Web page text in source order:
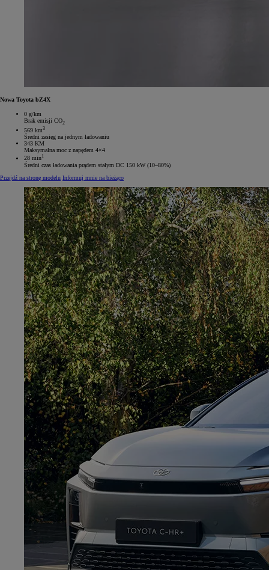
Nowa Toyota bZ4X
0 g/km
Brak emisji CO2
569 km3
Średni zasięg na jednym ładowaniu
343 KM
Maksymalna moc z napędem 4×4
28 min1
Średni czas ładowania prądem stałym DC 150 kW (10–80%)
Przejdź na stronę modelu Informuj mnie na bieżąco